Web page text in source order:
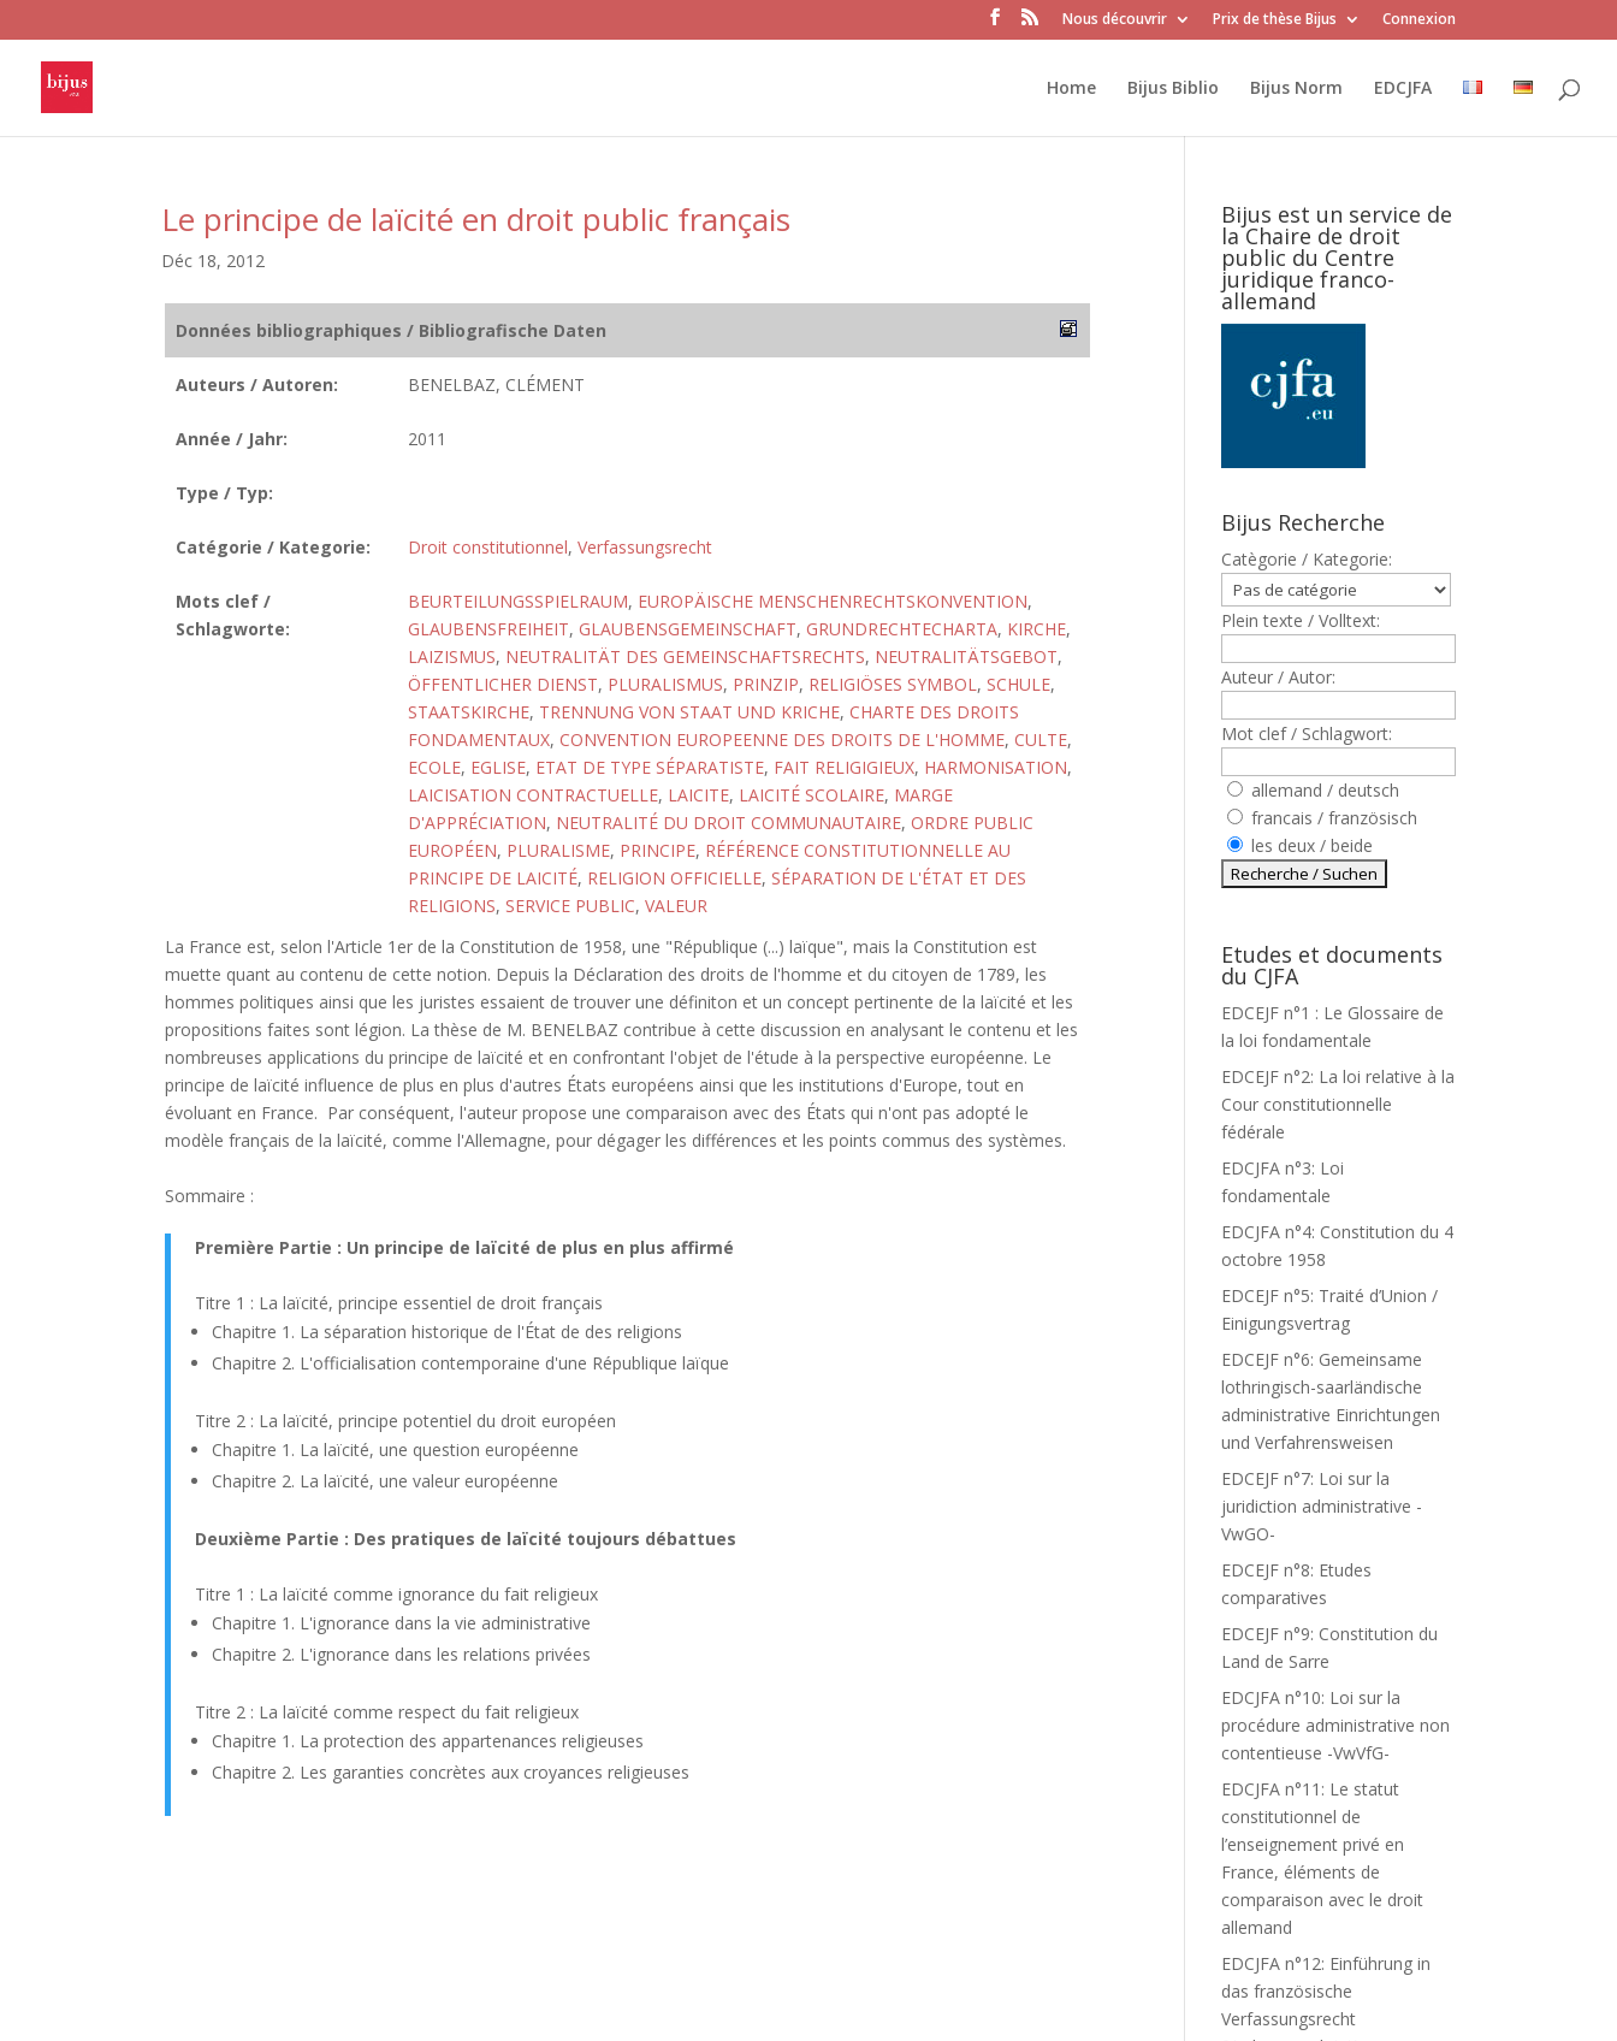
Nous découvrir Prix de thèse Bijus Connexion
Home Bijus Biblio Bijus Norm EDCJFA
Le principe de laïcité en droit public français
Déc 18, 2012
Données bibliographiques / Bibliografische Daten
Auteurs / Autoren: BENELBAZ, CLÉMENT
Année / Jahr: 2011
Type / Typ:
Catégorie / Kategorie: Droit constitutionnel, Verfassungsrecht
Mots clef /
Schlagworte:
BEURTEILUNGSSPIELRAUM, EUROPÄISCHE MENSCHENRECHTSKONVENTION,
GLAUBENSFREIHEIT, GLAUBENSGEMEINSCHAFT, GRUNDRECHTECHARTA, KIRCHE,
LAIZISMUS, NEUTRALITÄT DES GEMEINSCHAFTSRECHTS, NEUTRALITÄTSGEBOT,
ÖFFENTLICHER DIENST, PLURALISMUS, PRINZIP, RELIGIÖSES SYMBOL, SCHULE,
STAATSKIRCHE, TRENNUNG VON STAAT UND KRICHE, CHARTE DES DROITS
FONDAMENTAUX, CONVENTION EUROPEENNE DES DROITS DE L'HOMME, CULTE,
ECOLE, EGLISE, ETAT DE TYPE SÉPARATISTE, FAIT RELIGIGIEUX, HARMONISATION,
LAICISATION CONTRACTUELLE, LAICITE, LAICITÉ SCOLAIRE, MARGE
D'APPRÉCIATION, NEUTRALITÉ DU DROIT COMMUNAUTAIRE, ORDRE PUBLIC
EUROPÉEN, PLURALISME, PRINCIPE, RÉFÉRENCE CONSTITUTIONNELLE AU
PRINCIPE DE LAICITÉ, RELIGION OFFICIELLE, SÉPARATION DE L'ÉTAT ET DES
RELIGIONS, SERVICE PUBLIC, VALEUR
La France est, selon l'Article 1er de la Constitution de 1958, une "République (...) laïque", mais la Constitution est
muette quant au contenu de cette notion. Depuis la Déclaration des droits de l'homme et du citoyen de 1789, les
hommes politiques ainsi que les juristes essaient de trouver une définiton et un concept pertinente de la laïcité et les
propositions faites sont légion. La thèse de M. BENELBAZ contribue à cette discussion en analysant le contenu et les
nombreuses applications du principe de laïcité et en confrontant l'objet de l'étude à la perspective européenne. Le
principe de laïcité influence de plus en plus d'autres États européens ainsi que les institutions d'Europe, tout en
évoluant en France. Par conséquent, l'auteur propose une comparaison avec des États qui n'ont pas adopté le
modèle français de la laïcité, comme l'Allemagne, pour dégager les différences et les points commus des systèmes.
Sommaire :
Première Partie : Un principe de laïcité de plus en plus affirmé
Titre 1 : La laïcité, principe essentiel de droit français
Chapitre 1. La séparation historique de l'État de des religions
Chapitre 2. L'officialisation contemporaine d'une République laïque
Titre 2 : La laïcité, principe potentiel du droit européen
Chapitre 1. La laïcité, une question européenne
Chapitre 2. La laïcité, une valeur européenne
Deuxième Partie : Des pratiques de laïcité toujours débattues
Titre 1 : La laïcité comme ignorance du fait religieux
Chapitre 1. L'ignorance dans la vie administrative
Chapitre 2. L'ignorance dans les relations privées
Titre 2 : La laïcité comme respect du fait religieux
Chapitre 1. La protection des appartenances religieuses
Chapitre 2. Les garanties concrètes aux croyances religieuses
Bijus est un service de
la Chaire de droit
public du Centre
juridique franco-
allemand
Bijus Recherche
Catègorie / Kategorie:
Plein texte / Volltext:
Auteur / Autor:
Mot clef / Schlagwort:
allemand / deutsch
francais / französisch
les deux / beide
Etudes et documents
du CJFA
EDCEJF n°1 : Le Glossaire de
la loi fondamentale
EDCEJF n°2: La loi relative à la
Cour constitutionnelle
fédérale
EDCJFA n°3: Loi
fondamentale
EDCJFA n°4: Constitution du 4
octobre 1958
EDCEJF n°5: Traité d’Union /
Einigungsvertrag
EDCEJF n°6: Gemeinsame
lothringisch-saarländische
administrative Einrichtungen
und Verfahrensweisen
EDCEJF n°7: Loi sur la
juridiction administrative -
VwGO-
EDCEJF n°8: Etudes
comparatives
EDCEJF n°9: Constitution du
Land de Sarre
EDCJFA n°10: Loi sur la
procédure administrative non
contentieuse -VwVfG-
EDCJFA n°11: Le statut
constitutionnel de
l’enseignement privé en
France, éléments de
comparaison avec le droit
allemand
EDCJFA n°12: Einführung in
das französische
Verfassungsrecht